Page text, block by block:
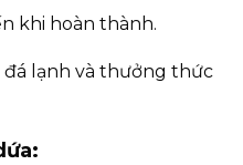
khi hoàn thành.
đá lạnh và thưởng thức